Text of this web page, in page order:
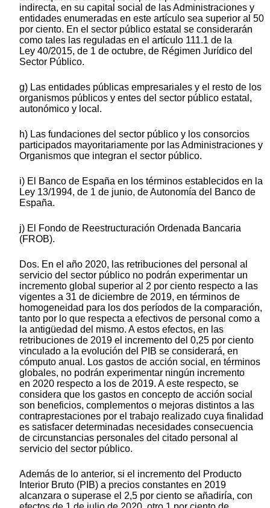
indirecta, en su capital social de las Administraciones y
entidades enumeradas en este artículo sea superior al 50
por ciento. En el sector público estatal se considerarán
como tales las reguladas en el artículo 111.1 de la
Ley 40/2015, de 1 de octubre, de Régimen Jurídico del
Sector Público.
g) Las entidades públicas empresariales y el resto de los
organismos públicos y entes del sector público estatal,
autonómico y local.
h) Las fundaciones del sector público y los consorcios
participados mayoritariamente por las Administraciones y
Organismos que integran el sector público.
i) El Banco de España en los términos establecidos en la
Ley 13/1994, de 1 de junio, de Autonomía del Banco de
España.
j) El Fondo de Reestructuración Ordenada Bancaria
(FROB).
Dos. En el año 2020, las retribuciones del personal al
servicio del sector público no podrán experimentar un
incremento global superior al 2 por ciento respecto a las
vigentes a 31 de diciembre de 2019, en términos de
homogeneidad para los dos períodos de la comparación,
tanto por lo que respecta a efectivos de personal como a
la antigüedad del mismo. A estos efectos, en las
retribuciones de 2019 el incremento del 0,25 por ciento
vinculado a la evolución del PIB se considerará, en
cómputo anual. Los gastos de acción social, en términos
globales, no podrán experimentar ningún incremento
en 2020 respecto a los de 2019. A este respecto, se
considera que los gastos en concepto de acción social
son beneficios, complementos o mejoras distintos a las
contraprestaciones por el trabajo realizado cuya finalidad
es satisfacer determinadas necesidades consecuencia
de circunstancias personales del citado personal al
servicio del sector público.
Además de lo anterior, si el incremento del Producto
Interior Bruto (PIB) a precios constantes en 2019
alcanzara o superase el 2,5 por ciento se añadiría, con